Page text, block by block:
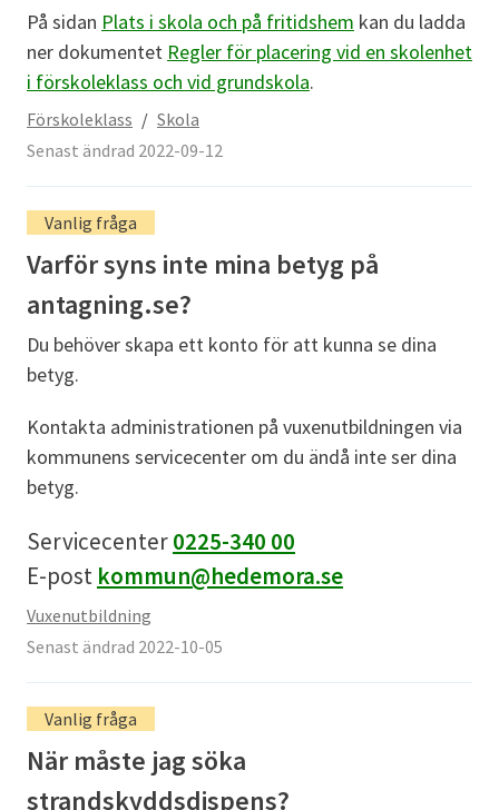
På sidan Plats i skola och på fritidshem kan du ladda
ner dokumentet Regler för placering vid en skolenhet
i förskoleklass och vid grundskola.
Förskoleklass / Skola
Senast ändrad 2022-09-12
Vanlig fråga
Varför syns inte mina betyg på
antagning.se?
Du behöver skapa ett konto för att kunna se dina
betyg.
Kontakta administrationen på vuxenutbildningen via
kommunens servicecenter om du ändå inte ser dina
betyg.
Servicecenter0225-340 00
E-post kommun@hedemora.se
Vuxenutbildning
Senast ändrad 2022-10-05
Vanlig fråga
När måste jag söka
strandskyddsdispens?